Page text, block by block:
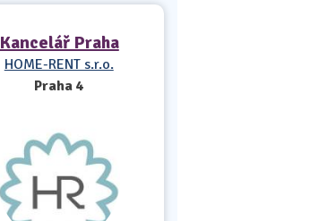
Kancelář Praha
HOME-RENT s.r.o.
Praha 4